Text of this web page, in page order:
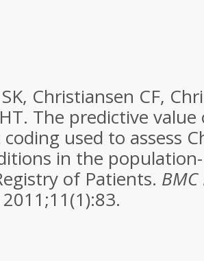
Christiansen CF,
The predictive value
used to assess
in the
of Patients. BMC
2011;11(1):83.